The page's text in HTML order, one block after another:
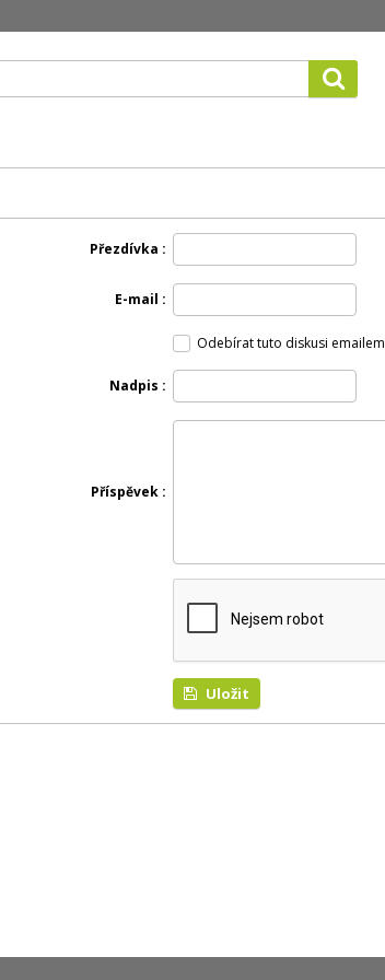
Přezdívka
E-mail
Odebírat tuto diskusi emailem
Nadpis
Příspěvek
Uložit